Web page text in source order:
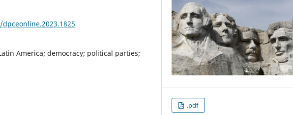
America; democracy; political parties;
.pdf